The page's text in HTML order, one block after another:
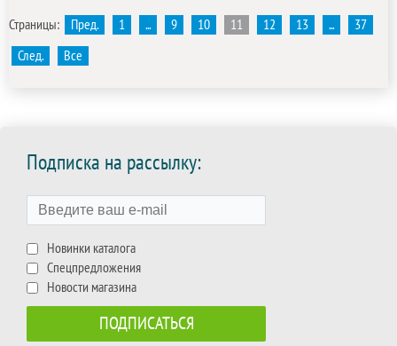
Страницы: Пред. 1 ... 9 10 11 12 13 ...
37
След.
Все
Подписка на рассылку:
Новинки каталога
Спецпредложения
Новости магазина